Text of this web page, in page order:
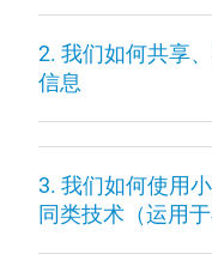
2. 我们如何共享
信息
3. 我们如何使用
同类技术（运用于